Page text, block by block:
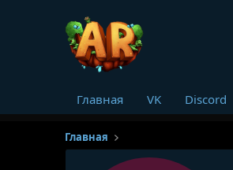
Главная VK Discord
Главная